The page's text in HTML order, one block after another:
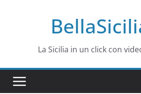
La Sicilia in un click con